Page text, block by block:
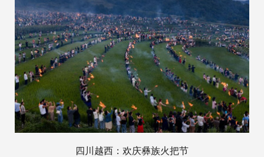
四川越西：欢庆彝族火把节